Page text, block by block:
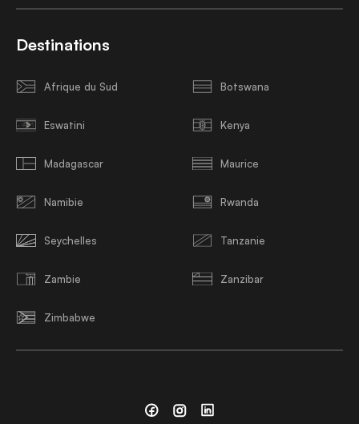
Destinations
Afrique du Sud Botswana
Eswatini Kenya
Madagascar Maurice
Namibie Rwanda
Seychelles Tanzanie
Zambie Zanzibar
Zimbabwe
FacebookInstagramLinkedin